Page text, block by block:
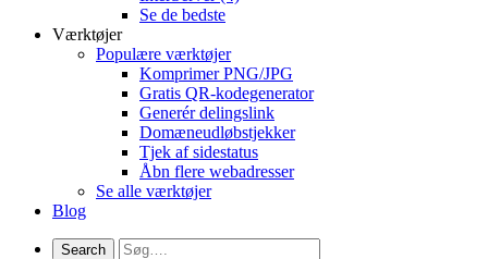
Se de bedste
Værktøjer
Populære værktøjer
Komprimer PNG/JPG
Gratis QR-kodegenerator
Generér delingslink
Domæneudløbstjekker
Tjek af sidestatus
Åbn flere webadresser
Se alle værktøjer
Blog